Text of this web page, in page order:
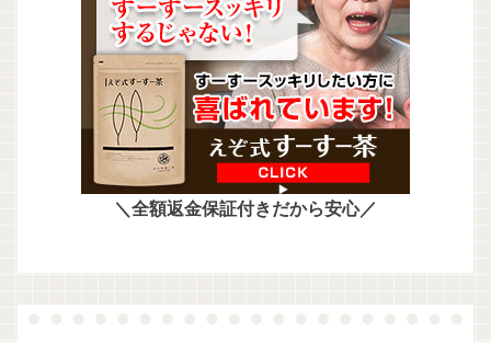
＼全額返金保証付きだから安心／